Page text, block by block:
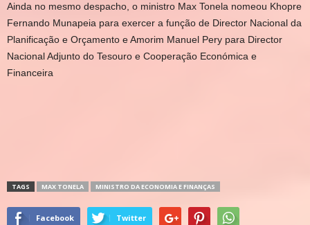
Ainda no mesmo despacho, o ministro Max Tonela nomeou Khopre
Fernando Munapeia para exercer a função de Director Nacional da
Planificação e Orçamento e Amorim Manuel Pery para Director
Nacional Adjunto do Tesouro e Cooperação Económica e
Financeira
TAGS MAX TONELA MINISTRO DA ECONOMIA E FINANÇAS
Facebook Twitter